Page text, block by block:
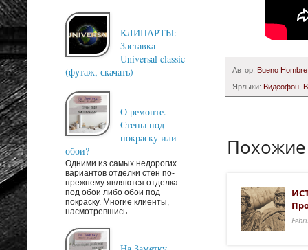
Автор: Bueno Hombre
Ярлыки: Видеофон
КЛИПАРТЫ:
Заставка
Universal classic
(футаж, скачать)
О ремонте.
Стены под
покраску или
обои?
Одними из самых недорогих
вариантов отделки стен по-
прежнему являются отделка
под обои либо обои под
покраску. Многие клиенты,
насмотревшись...